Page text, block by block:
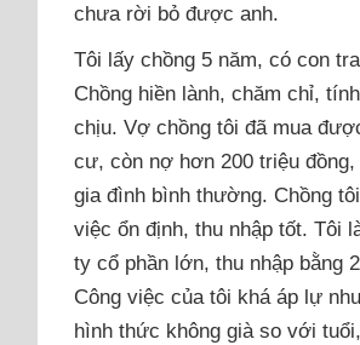
chưa rời bỏ được anh.
Tôi lấy chồng 5 năm, có con
Chồng hiền lành, chăm chỉ,
chịu. Vợ chồng tôi đã mua
cư, còn nợ hơn 200 triệu
gia đình bình thường. Chồng
việc ổn định, thu nhập tốt. Tôi
ty cổ phần lớn, thu nhập bằng
Công việc của tôi khá áp lự
hình thức không già so với